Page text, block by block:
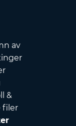
av
&
filer